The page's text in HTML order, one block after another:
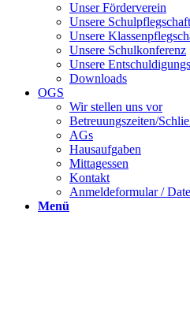
Unser Förderverein
Unsere
Unsere
Unsere Schulkonferenz
Unsere
Downloads
OGS
Wir stellen uns vor
Betreuungszeiten/
AGs
Hausaufgaben
Mittagessen
Kontakt
Anmeldeformular /
Menü